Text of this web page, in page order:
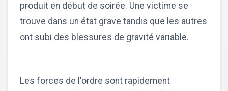
produit en début de soirée. Une victime se
trouve dans un état grave tandis que les autres
ont subi des blessures de gravité variable.
Les forces de l'ordre sont rapidement